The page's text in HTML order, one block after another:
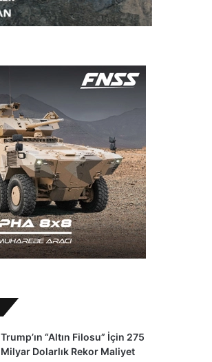
Trump’ın “Altın Filosu” İçin 275
Milyar Dolarlık Rekor Maliyet